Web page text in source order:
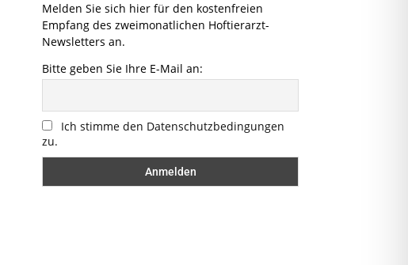
Melden Sie sich hier für den kostenfreien
Empfang des zweimonatlichen Hoftierarzt-
Newsletters an.
Bitte geben Sie Ihre E-Mail an:
Ich stimme den Datenschutzbedingungen
zu.